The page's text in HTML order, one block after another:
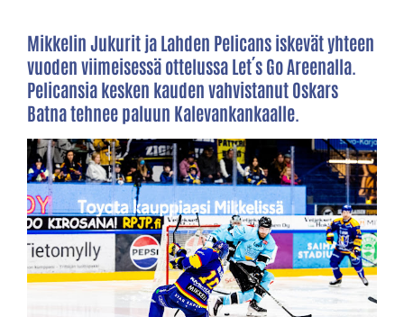
Mikkelin Jukurit ja Lahden Pelicans iskevät yhteen
vuoden viimeisessä ottelussa Let´s Go Areenalla.
Pelicansia kesken kauden vahvistanut Oskars
Batna tehnee paluun Kalevankankaalle.